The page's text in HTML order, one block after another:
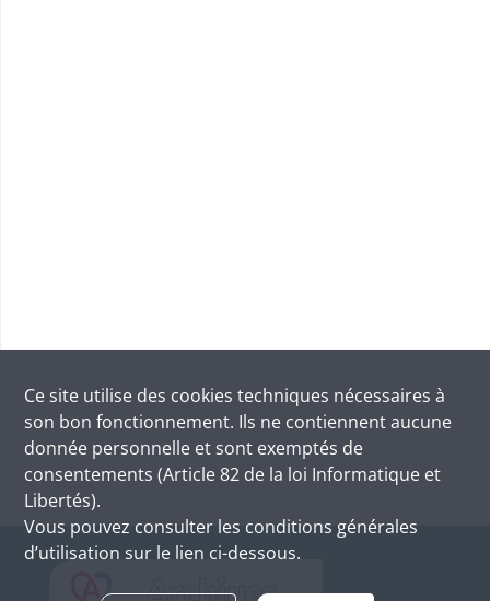
Ce site utilise des cookies techniques nécessaires à
son bon fonctionnement. Ils ne contiennent aucune
donnée personnelle et sont exemptés de
consentements (Article 82 de la loi Informatique et
Libertés).
Vous pouvez consulter les conditions générales
d’utilisation sur le lien ci-dessous.